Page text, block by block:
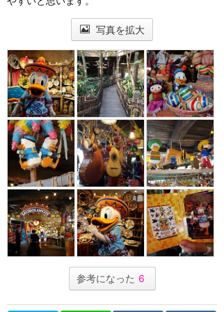
写真を拡大
参考になった 6